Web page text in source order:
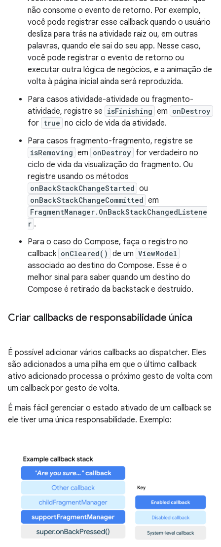
não consome o evento de retorno. Por exemplo,
você pode registrar esse callback quando o usuário
desliza para trás na atividade raiz ou, em outras
palavras, quando ele sai do seu app. Nesse caso,
você pode registrar o evento de retorno ou
executar outra lógica de negócios, e a animação de
volta à página inicial ainda será reproduzida.
Para casos atividade-atividade ou fragmento-
atividade, registre se isFinishing em onDestroy
for true no ciclo de vida da atividade.
Para casos fragmento-fragmento, registre se
isRemoving em onDestroy for verdadeiro no
ciclo de vida da visualização do fragmento. Ou
registre usando os métodos
onBackStackChangeStarted ou
onBackStackChangeCommitted em
FragmentManager.OnBackStackChangedListene
r .
Para o caso do Compose, faça o registro no
callback onCleared() de um ViewModel
associado ao destino do Compose. Esse é o
melhor sinal para saber quando um destino do
Compose é retirado da backstack e destruído.
Criar callbacks de responsabilidade única
É possível adicionar vários callbacks ao dispatcher. Eles
são adicionados a uma pilha em que o último callback
ativo adicionado processa o próximo gesto de volta com
um callback por gesto de volta.
É mais fácil gerenciar o estado ativado de um callback se
ele tiver uma única responsabilidade. Exemplo: